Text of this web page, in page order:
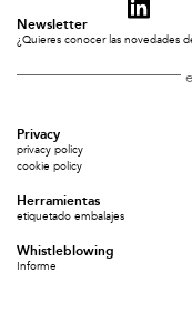
Newsletter
¿Quieres conocer las novedades
Privacy
privacy policy
cookie policy
Herramientas
etiquetado embalajes
Whistleblowing
Informe